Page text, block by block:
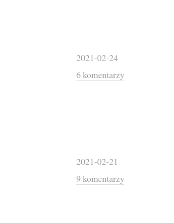
2021-02-24
6 komentarzy
2021-02-21
9 komentarzy